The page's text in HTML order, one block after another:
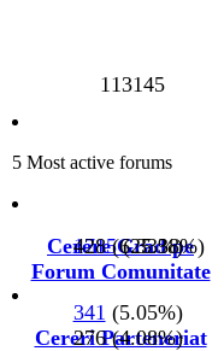
113145
1715 (25.38%)
341 (5.05%)
5 Most active forums
Cerere Grad pe
Forum Comunitate
428 (6.33%)
Cereri Parteneriat
276 (4.08%)